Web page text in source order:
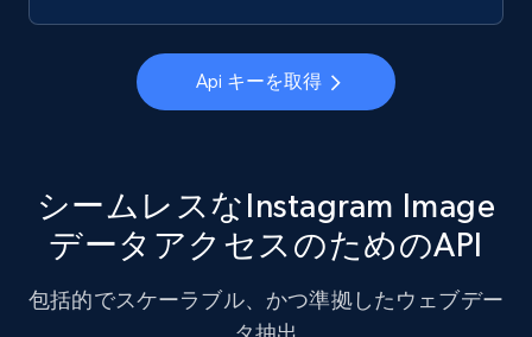
2.2K+ 無料トライアル
jobs by company URL
URL, Job posting id, Job title, Company name,
Company id, Job location, Job summary, Job
seniority level, and more.
Api キーを取得
シームレスなInstagram Image
データアクセスのためのAPI
包括的でスケーラブル、かつ準拠したウェブデー